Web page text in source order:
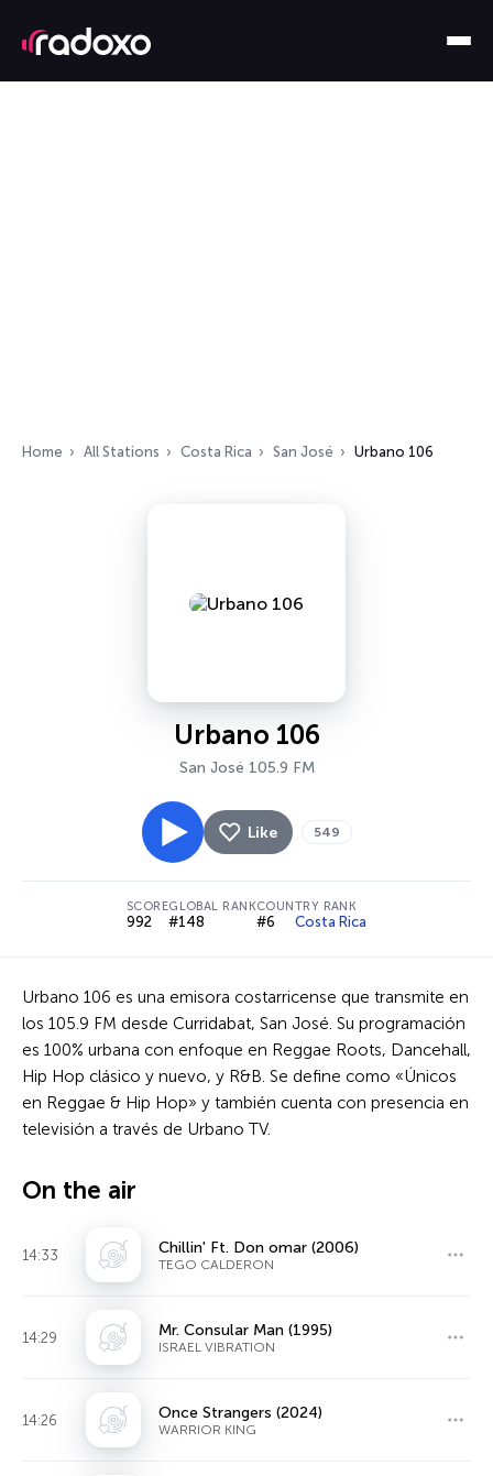
Home All Stations Costa Rica San José Urbano 106
Urbano 106
San José 105.9 FM
Like 549
SCORE
992
GLOBAL RANK
#148
COUNTRY RANK
#6 Costa Rica
Urbano 106 es una emisora costarricense que transmite en
los 105.9 FM desde Curridabat, San José. Su programación
es 100% urbana con enfoque en Reggae Roots, Dancehall,
Hip Hop clásico y nuevo, y R&B. Se define como «Únicos
en Reggae & Hip Hop» y también cuenta con presencia en
televisión a través de Urbano TV.
On the air
14:33 Chillin' Ft. Don omar (2006)
TEGO CALDERON
14:29 Mr. Consular Man (1995)
ISRAEL VIBRATION
14:26 Once Strangers (2024)
WARRIOR KING